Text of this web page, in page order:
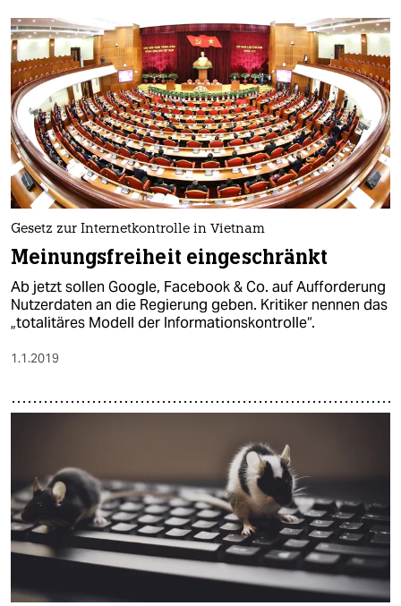
Gesetz zur Internetkontrolle in Vietnam
Meinungsfreiheit eingeschränkt
Ab jetzt sollen Google, Facebook & Co. auf Aufforderung
Nutzerdaten an die Regierung geben. Kritiker nennen das
„totalitäres Modell der Informationskontrolle“.
1.1.2019